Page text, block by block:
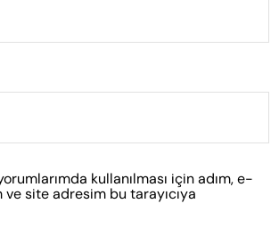
kullanılması için adım, e-
site adresim bu tarayıcıya